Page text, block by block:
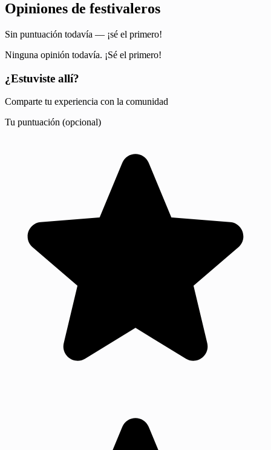
Opiniones de festivaleros
Sin puntuación todavía — ¡sé el primero!
Ninguna opinión todavía. ¡Sé el primero!
¿Estuviste allí?
Comparte tu experiencia con la comunidad
Tu puntuación (opcional)